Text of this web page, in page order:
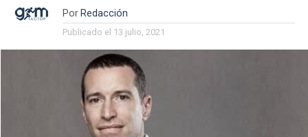
Por Redacción
Publicado el 13 julio, 2021